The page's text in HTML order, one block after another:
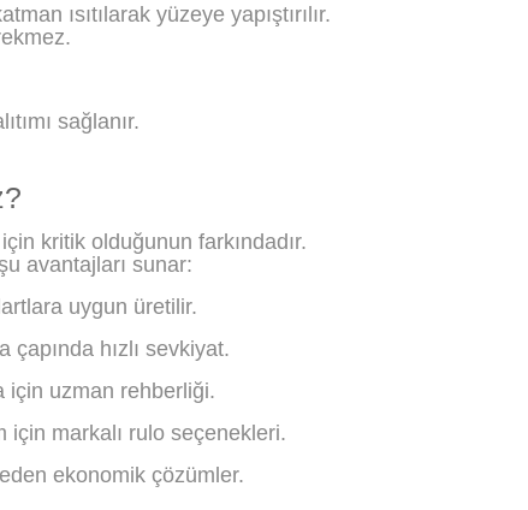
ısıtılarak yüzeye yapıştırılır.
sağlanır.
kritik olduğunun farkındadır.
avantajları sunar:
uygun üretilir.
hızlı sevkiyat.
için uzman rehberliği.
markalı rulo seçenekleri.
ekonomik çözümler.